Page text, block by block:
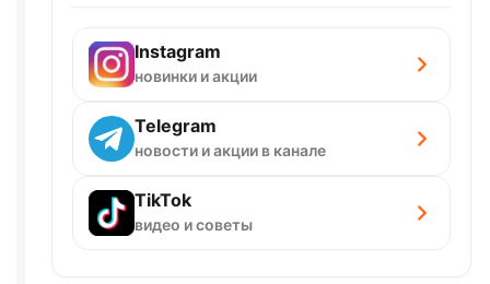
Instagram
новинки и акции
Telegram
новости и акции в канале
TikTok
видео и советы